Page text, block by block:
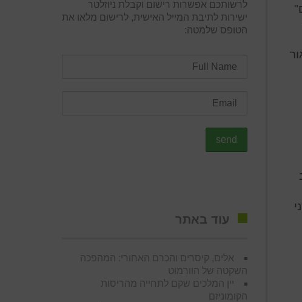
לרשותכם אפשרות רישום וקבלת ניוזלטר
ישירות לתיבת המייל האישית, לרישום מלאו את
הטופס שלמטה:
עוד באתר
אלים, קיסרים והכרם האחורי: המהפכה
השקטה של הוורמוט
יין המלכים שקם לתחייה מהריסות
הקומוניזם